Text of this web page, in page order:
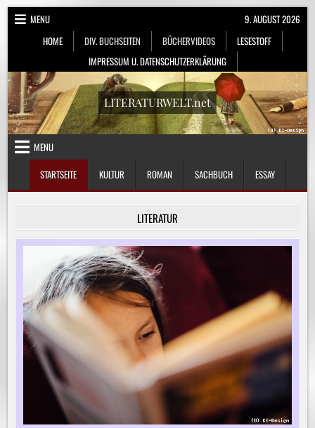
Skip
MENU
HOME
DIV. BUCHSEITEN BÜCHERVIDEOS
LESESTOFF
IMPRESSUM U. DATENSCHUTZERKLÄRUNG
9. AUGUST 2026
LITERATURWELT.net
MENU
STARTSEITE
KULTUR ROMAN SACHBUCH ESSAY
LITERATUR